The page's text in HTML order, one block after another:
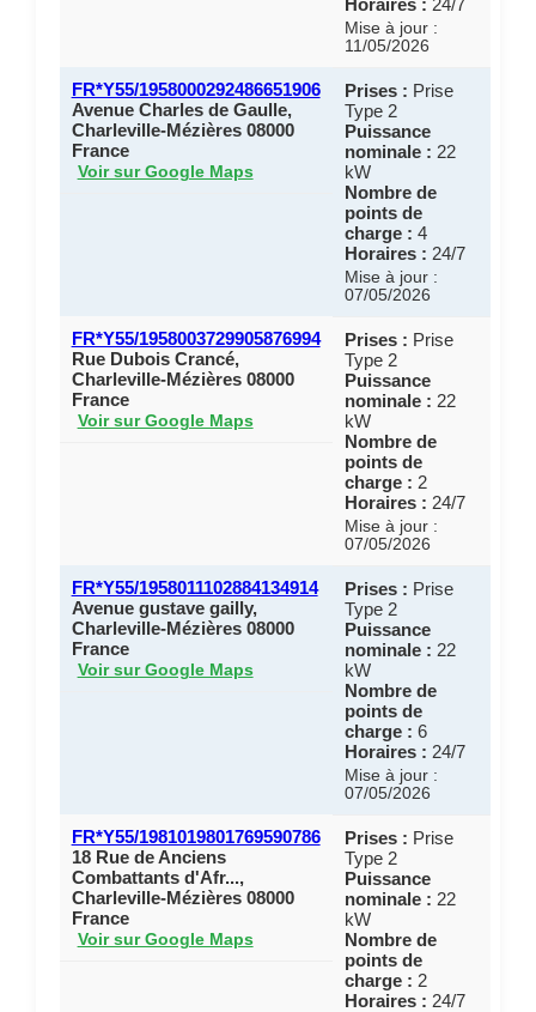
Mise à jour :
11/05/2026
FR*Y55/1958000292486651906
Avenue Charles de Gaulle,
Charleville-Mézières 08000
France
Voir sur Google Maps
Prises : Prise
Type 2
Puissance
nominale : 22
kW
Nombre de
points de
charge : 4
Horaires : 24/7
Mise à jour :
07/05/2026
FR*Y55/1958003729905876994
Rue Dubois Crancé,
Charleville-Mézières 08000
France
Voir sur Google Maps
Prises : Prise
Type 2
Puissance
nominale : 22
kW
Nombre de
points de
charge : 2
Horaires : 24/7
Mise à jour :
07/05/2026
FR*Y55/1958011102884134914
Avenue gustave gailly,
Charleville-Mézières 08000
France
Voir sur Google Maps
Prises : Prise
Type 2
Puissance
nominale : 22
kW
Nombre de
points de
charge : 6
Horaires : 24/7
Mise à jour :
07/05/2026
FR*Y55/1981019801769590786
18 Rue de Anciens
Combattants d'Afr...,
Charleville-Mézières 08000
France
Voir sur Google Maps
Prises : Prise
Type 2
Puissance
nominale : 22
kW
Nombre de
points de
charge : 2
Horaires : 24/7